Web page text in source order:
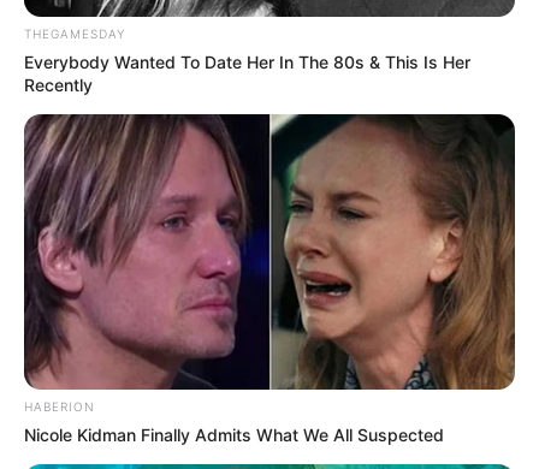
THEGAMESDAY
Everybody Wanted To Date Her In The 80s & This Is Her
Recently
HABERION
Nicole Kidman Finally Admits What We All Suspected